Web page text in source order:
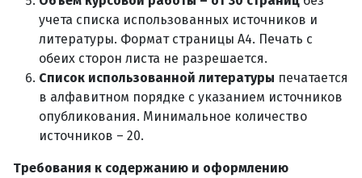
учета списка использованных источников и
литературы. Формат страницы А4. Печать с
обеих сторон листа не разрешается.
Список использованной литературы печатается
в алфавитном порядке с указанием источников
опубликования. Минимальное количество
источников – 20.
Требования к содержанию и оформлению